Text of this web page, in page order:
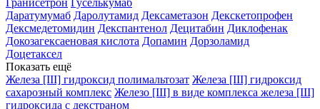
Даратумумаб Даролутамид Дексаметазон Декскетопрофен
Дексмедетомидин Декспантенол Децитабин Диклофенак
Докозагексаеновая кислота Допамин Дорзоламид
Доцетаксел
Показать ещё
Железа [III] гидроксид полимальтозат Железа [III] гидроксид
сахарозный комплекс Железо [III] в виде комплекса железа [III]
гидроксида с декстраном